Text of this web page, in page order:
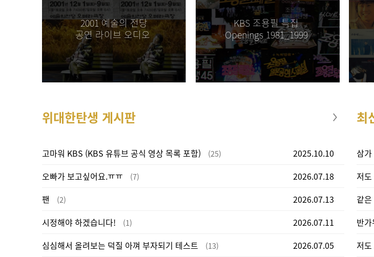
[조용필만세]게시판에 글 많이 올라오면 좋겠어요! [2026.07.01]
[조용필만세] 무슨일이 있었나요?? [2026.07.01]
사랑해요♡ [2026.06.07]
2001 예술의 전당
공연 라이브 오디오
KBS 조용필 특집
Openings 1981_1999
위대한탄생 게시판
고마워 KBS (KBS 유튜브 공식 영상 목록 포함) (25)
2025.10.10
오빠가 보고싶어요.ㅠㅠ
(7)
2026.07.18
팬
(2)
2026.07.13
시정해야 하겠습니다!
(1)
2026.07.11
심심해서 올려보는 덕질 아껴 부자되기 테스트
(13)
2026.07.05
최
삼
같
반